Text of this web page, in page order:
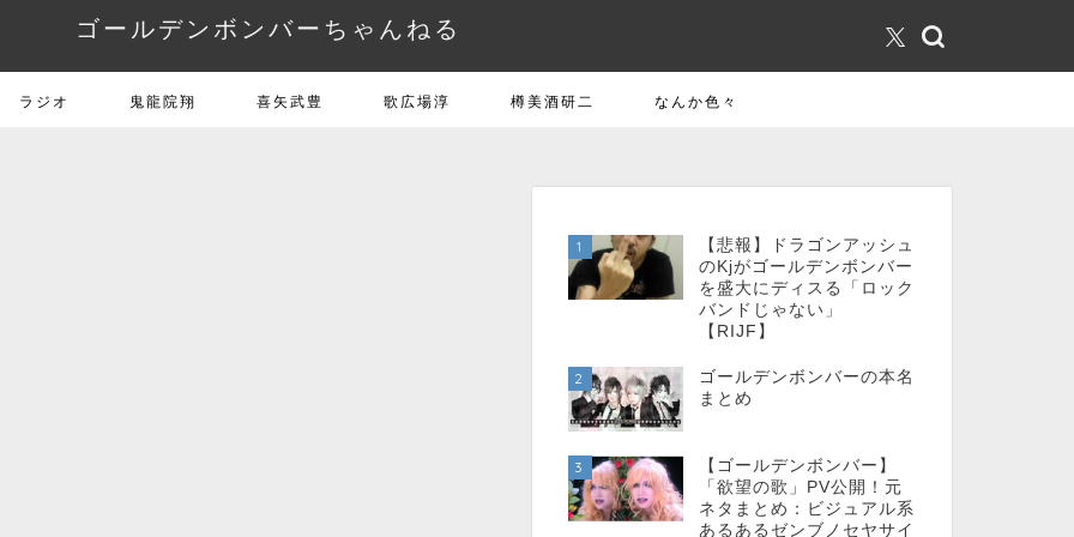
ゴールデンボンバーちゃんねる
ラジオ 鬼龍院翔 喜矢武豊 歌広場淳 樽美酒研二 なんか色々
1
【悲報】ドラゴンアッシュ
のKjがゴールデンボンバー
を盛大にディスる「ロック
バンドじゃない」
【RIJF】
2
ゴールデンボンバーの本名
まとめ
3
【ゴールデンボンバー】
「欲望の歌」PV公開！元
ネタまとめ：ビジュアル系
あるあるゼンブノセヤサイ